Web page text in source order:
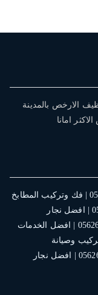
الارخص بالمدينة
امانا
فني تركيب غرف نوم بالمدينة المنورة | 0562694961 | افضل نجار